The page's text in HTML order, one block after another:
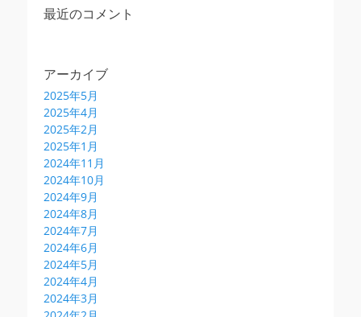
最近のコメント
アーカイブ
2025年5月
2025年4月
2025年2月
2025年1月
2024年11月
2024年10月
2024年9月
2024年8月
2024年7月
2024年6月
2024年5月
2024年4月
2024年3月